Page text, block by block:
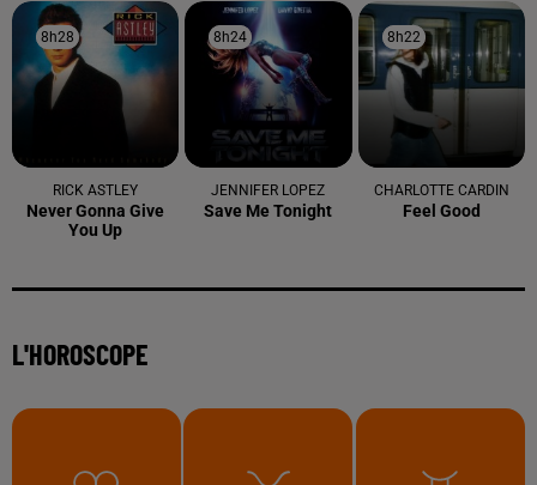
À LA UNE
6 août 2026
Arles : après un taureau percuté lors d'une
abrivado à Saliers,...
appelle à la plus...
3 août 2026
Sauvage'On Festival : une première édition